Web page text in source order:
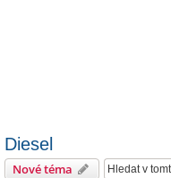
Diesel
Nové téma